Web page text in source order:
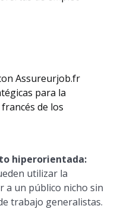
Assureurjob.fr
para la
de los
hiperorientada:
utilizar la
a un público nicho sin
trabajo generalistas.